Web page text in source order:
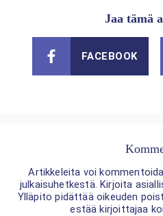
Jaa tämä
FACEBOOK
Artikkeleita voi
julkaisuhetkestä. Kirjoita
Ylläpito pidättää oikeuden
estää kirjoittajaa